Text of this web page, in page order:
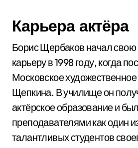
Карьера актёра
Борис Щербаков начал свою
карьеру в 1998 году, когда
Московское
Щепкина. В училище он
актёрское образование и
преподавателями как один
талантливых студентов